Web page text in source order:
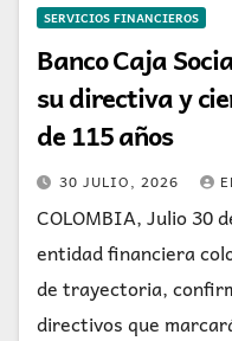
SERVICIOS FINANCIEROS
Banco Caja
su directiva y
de 115 años
30 JULIO, 2026
COLOMBIA, Julio 30
entidad financiera
de trayectoria,
directivos que